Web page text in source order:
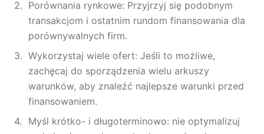
Porównania rynkowe: Przyjrzyj się podobnym
transakcjom i ostatnim rundom finansowania dla
porównywalnych firm.
Wykorzystaj wiele ofert: Jeśli to możliwe,
zachęcaj do sporządzenia wielu arkuszy
warunków, aby znaleźć najlepsze warunki przed
finansowaniem.
Myśl krótko- i długoterminowo: nie optymalizuj